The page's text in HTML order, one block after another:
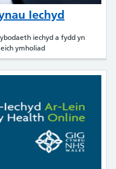
Iechyd
iechyd a fydd yn
ymholiad